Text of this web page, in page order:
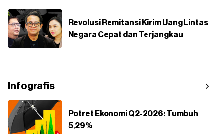
Revolusi Remitansi Kirim Uang Lintas
Negara Cepat dan Terjangkau
Infografis
Potret Ekonomi Q2-2026: Tumbuh
5,29%